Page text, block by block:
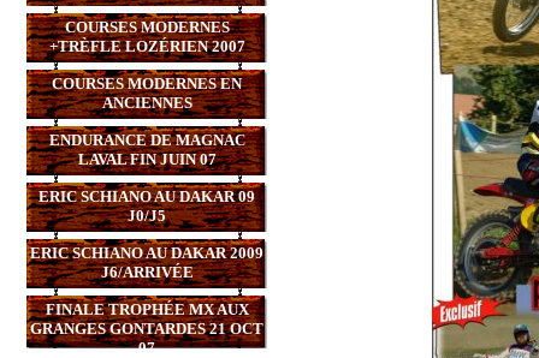
COURSES MODERNES
+TRÈFLE LOZÉRIEN 2007
COURSES MODERNES EN
ANCIENNES
ENDURANCE DE MAGNAC
LAVAL FIN JUIN 07
ERIC SCHIANO AU DAKAR 09
J0/J5
ERIC SCHIANO AU DAKAR 2009
J6/ARRIVÉE
FINALE TROPHÉE MX AUX
GRANGES GONTARDES 21 OCT
07